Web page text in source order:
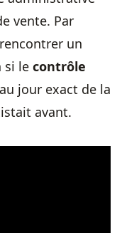
vente. Par
un
si le contrôle
jour exact de la
avant.